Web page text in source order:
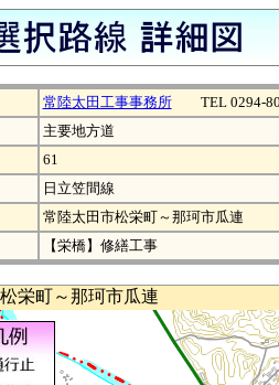
常陸太田工事事務所TEL 0294-
主要地方道
61
日立笠間線
常陸太田市松栄町～那珂市瓜連
【栄橋】修繕工事
栄町～那珂市瓜連